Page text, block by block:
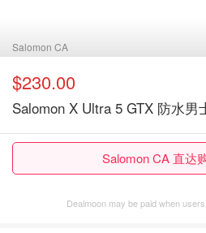
Salomon CA
$230.00
Salomon X Ultra 5 GTX 防水男
Salomon CA 直达
Dealmoon may be paid when